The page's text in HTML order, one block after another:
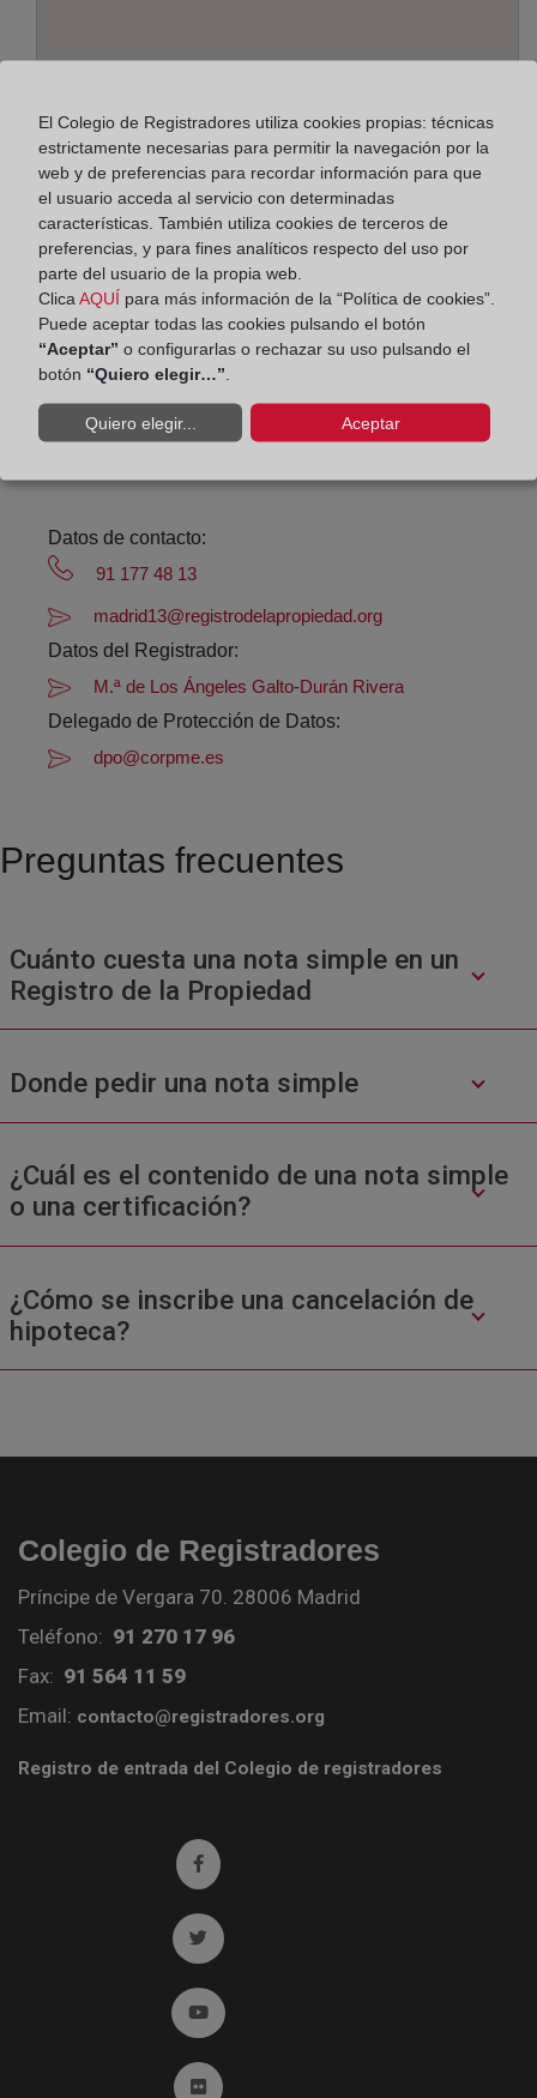
Dirección:
Alcalá, 540 - Edif. A - planta 3ª, 28027
Horario:
De lunes a viernes de 09:00 a 17:00 horas
Agosto: De lunes a viernes de 09:00 a 14:00 horas
Los días 24 y 31 de diciembre de 09:00 a 14:00
Datos de contacto:
91 177 48 13
madrid13@registrodelapropiedad.org
Datos del Registrador:
M.ª de Los Ángeles Galto-Durán Rivera
Delegado de Protección de Datos:
dpo@corpme.es
Preguntas frecuentes
Cuánto cuesta una nota simple en un
Registro de la Propiedad
Donde pedir una nota simple
¿Cuál es el contenido de una nota simple
o una certificación?
¿Cómo se inscribe una cancelación de
hipoteca?
Colegio de Registradores
Príncipe de Vergara 70. 28006 Madrid
Teléfono: 91 270 17 96
Fax: 91 564 11 59
Email: contacto@registradores.org
Registro de entrada del Colegio de registradores
Ir a facebook (abre en ventana nueva)
Ir a twitter (abre en ventana nueva)
Ir a YouTube (abre en ventana nueva)
Ir a Flickr (abre en ventana nueva)
El Colegio de Registradores utiliza cookies propias: técnicas
estrictamente necesarias para permitir la navegación por la
web y de preferencias para recordar información para que
el usuario acceda al servicio con determinadas
características. También utiliza cookies de terceros de
preferencias, y para fines analíticos respecto del uso por
parte del usuario de la propia web.
Clica AQUÍ para más información de la “Política de cookies”.
Puede aceptar todas las cookies pulsando el botón
“Aceptar” o configurarlas o rechazar su uso pulsando el
botón “Quiero elegir…”
Quiero elegir... Aceptar